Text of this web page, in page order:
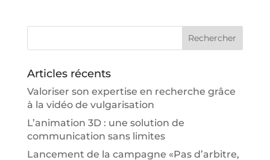
Articles récents
Valoriser son expertise en recherche grâce
à la vidéo de vulgarisation
L’animation 3D : une solution de
communication sans limites
Lancement de la campagne «Pas d’arbitre,